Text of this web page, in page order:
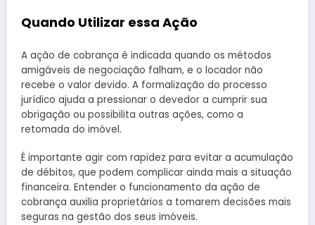
Quando Utilizar essa Ação
A ação de cobrança é indicada quando os métodos
amigáveis de negociação falham, e o locador não
recebe o valor devido. A formalização do processo
jurídico ajuda a pressionar o devedor a cumprir sua
obrigação ou possibilita outras ações, como a
retomada do imóvel.
É importante agir com rapidez para evitar a acumulação
de débitos, que podem complicar ainda mais a situação
financeira. Entender o funcionamento da ação de
cobrança auxilia proprietários a tomarem decisões mais
seguras na gestão dos seus imóveis.